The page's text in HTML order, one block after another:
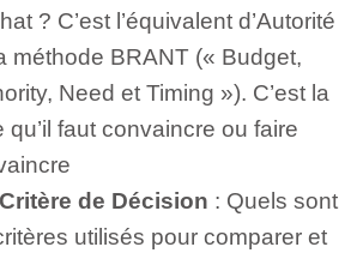
? C’est l’équivalent d’Autorité
méthode BRANT (« Budget,
Need et Timing »). C’est la
qu’il faut convaincre ou faire
de Décision : Quels sont
utilisés pour comparer et